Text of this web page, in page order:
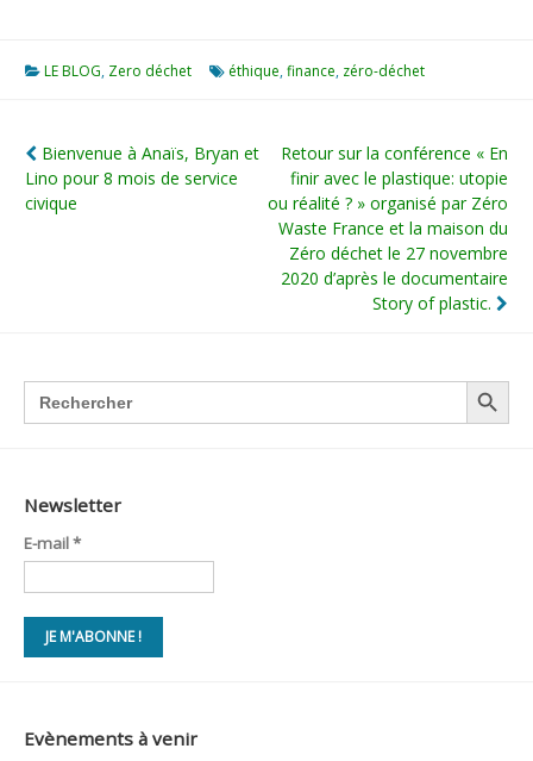
LE BLOG, Zero déchet éthique,finance, zéro-déchet
Navigation
de
Bienvenue à Anaïs, Bryan et
Lino pour 8 mois de service
civique
Retour sur la conférence « En
finir avec le plastique: utopie
ou réalité ? » organisé par Zéro
Waste France et la maison du
Zéro déchet le 27 novembre
2020 d’après le documentaire
Story of plastic.
Search
for:
SEARCH BUTTON
Newsletter
E-mail*
Evènements à venir